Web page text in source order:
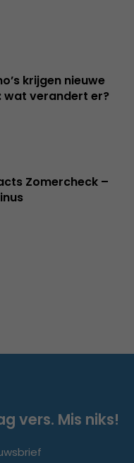
krijgen nieuwe
wat verandert er?
Zomercheck –
vers. Mis niks!